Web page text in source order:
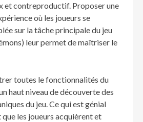
et contreproductif. Proposer une
où les joueurs se
sur la tâche principale du jeu
leur permet de maîtriser le
toutes le fonctionnalités du
haut niveau de découverte des
du jeu. Ce qui est génial
que les joueurs acquièrent et